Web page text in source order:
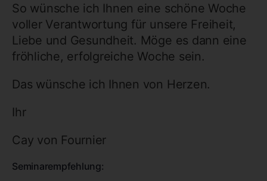
So wünsche ich Ihnen eine schöne Woche
voller Verantwortung für unsere Freiheit,
Liebe und Gesundheit. Möge es dann eine
fröhliche, erfolgreiche Woche sein.
Das wünsche ich Ihnen von Herzen.
Ihr
Cay von Fournier
Seminarempfehlung: